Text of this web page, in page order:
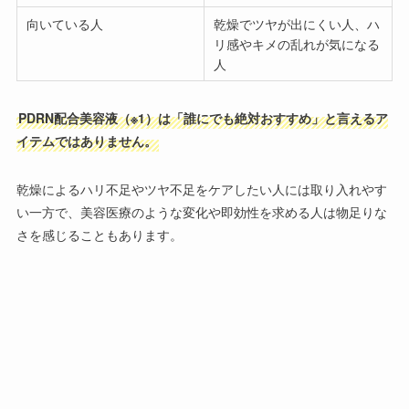
向いている人
乾燥でツヤが出にくい人、ハ
リ感やキメの乱れが気になる
人
PDRN配合美容液（※1）は「誰にでも絶対おすすめ」と言えるア
イテムではありません。
乾燥によるハリ不足やツヤ不足をケアしたい人には取り入れやす
い一方で、美容医療のような変化や即効性を求める人は物足りな
さを感じることもあります。